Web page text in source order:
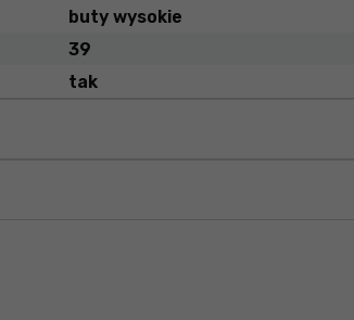
buty wysokie
39
tak